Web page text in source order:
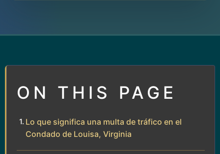
ON THIS PAGE
Lo que significa una multa de tráfico en el
Condado de Louisa, Virginia